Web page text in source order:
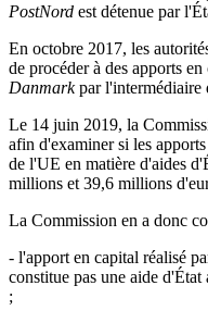
PostNord est détenue par
En octobre 2017, les
de procéder à des apports
Danmarkpar l'intermédiaire
Le 14 juin 2019, la
afin d'examiner si les
de l'UE en matière d'aides
millions et 39,6 millions
La Commission en a donc
- l'apport en capital réalisé
constitue pas une aide
;